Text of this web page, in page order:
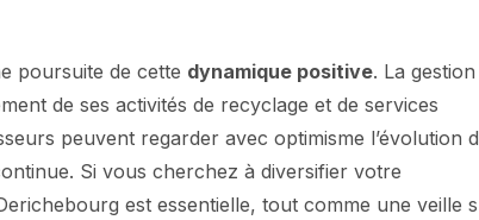
poursuite de cette dynamique positive. La gestion
de ses activités de recyclage et de services
peuvent regarder avec optimisme l’évolution
Si vous cherchez à diversifier votre
est essentielle, tout comme une veille